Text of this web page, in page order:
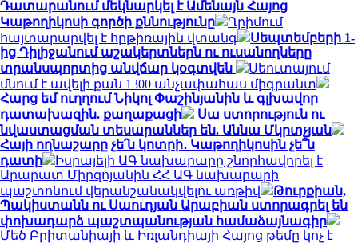
Դատարանում մեկնարկել է Ամենայն Հայոց
Կաթողիկոսի գործի քննությունը
Ղրիմում
հայտարարվել է հրթիռային վտանգ
Սեպտեմբերի 1-
ից Դիլիջանում աշակերտներն ու ուսանողները
տրանսպորտից անվճար կօգտվեն
Սեուտայում
մնում է ավելի քան 1300 անչափահաս միգրանտ
Հարց եմ ուղղում Նիկոլ Փաշինյանին և գլխավոր
դատախազին. քաղաքացի
Սա ստորություն ու
նվաստացման տեսարաններ են. Աննա Մկրտչյան
Հայի ողնաշարը չե՛ն կոտրի․ Կաթողիկոսին չե՞ն
դատի
Իսրայելի ԱԳ նախարարը շնորհավորել է
Արարատ Միրզոյանին ՀՀ ԱԳ նախարարի
պաշտոնում վերանշանակվելու առթիվ
Թուրքիան,
Պակիստանն ու Սաուդյան Արաբիան ստորագրել են
փոխադարձ պաշտպանության համաձայնագիր
Մեծ Բրիտանիայի և Իռլանդիայի Հայոց թեմը կոչ է